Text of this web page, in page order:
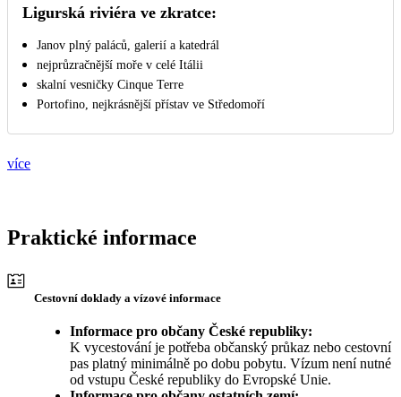
Ligurská riviéra ve zkratce:
Janov plný paláců, galerií a katedrál
nejprůzračnější moře v celé Itálii
skalní vesničky Cinque Terre
Portofino, nejkrásnější přístav ve Středomoří
více
Praktické informace
Cestovní doklady a vízové informace
Informace pro občany České republiky:
K vycestování je potřeba občanský průkaz nebo cestovní
pas platný minimálně po dobu pobytu. Vízum není nutné
od vstupu České republiky do Evropské Unie.